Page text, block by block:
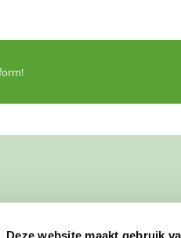
Deze website maakt gebruik